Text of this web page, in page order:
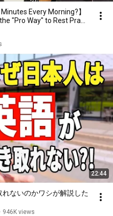
Every Morning?】
"Pro Way" to Rest Pra...
22:44
ないのかワシが解説した
946K views